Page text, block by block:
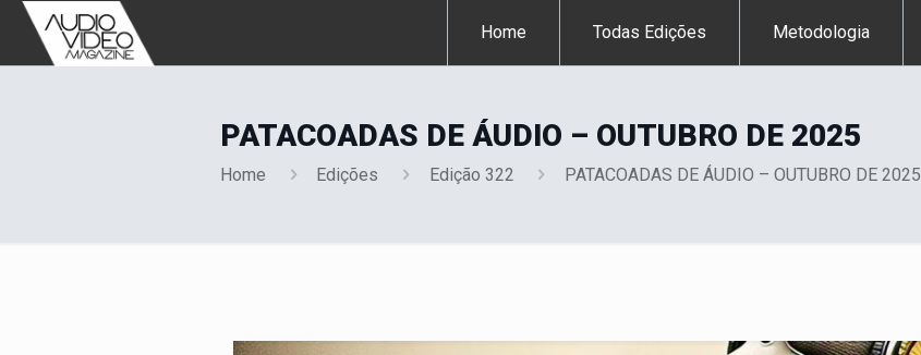
Home Todas Edições Metodologia
PATACOADAS DE ÁUDIO – OUTUBRO DE 2025
Home Edições Edição 322 PATACOADAS DE ÁUDIO – OUTUBRO DE 2025